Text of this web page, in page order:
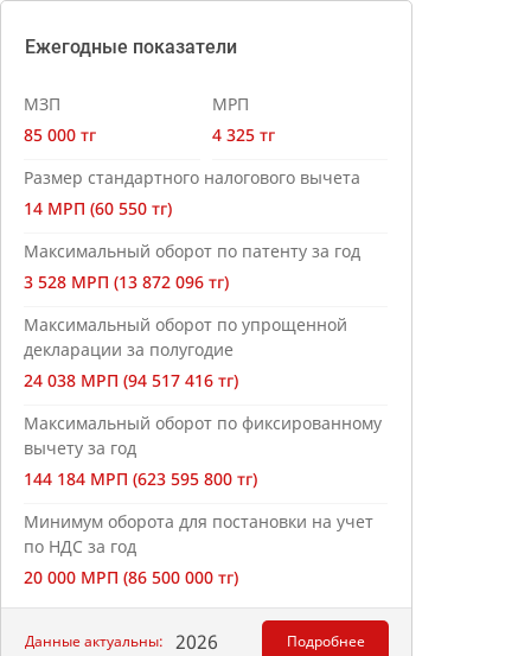
Ежегодные показатели
МЗП
85 000 тг
МРП
4 325 тг
Размер стандартного налогового вычета
14 МРП (60 550 тг)
Максимальный оборот по патенту за год
3 528 МРП (13 872 096 тг)
Максимальный оборот по упрощенной
декларации за полугодие
24 038 МРП (94 517 416 тг)
Максимальный оборот по фиксированному
вычету за год
144 184 МРП (623 595 800 тг)
Минимум оборота для постановки на учет
по НДС за год
20 000 МРП (86 500 000 тг)
Данные актуальны: 2026 Подробнее